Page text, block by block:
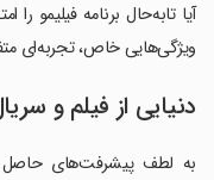
آیا تابه‌حال برنامه فیلیمو را
ویژگی‌هایی خاص، تجربه‌ای
دنیایی از فیلم و
به لطف پیشرفت‌های حاصل